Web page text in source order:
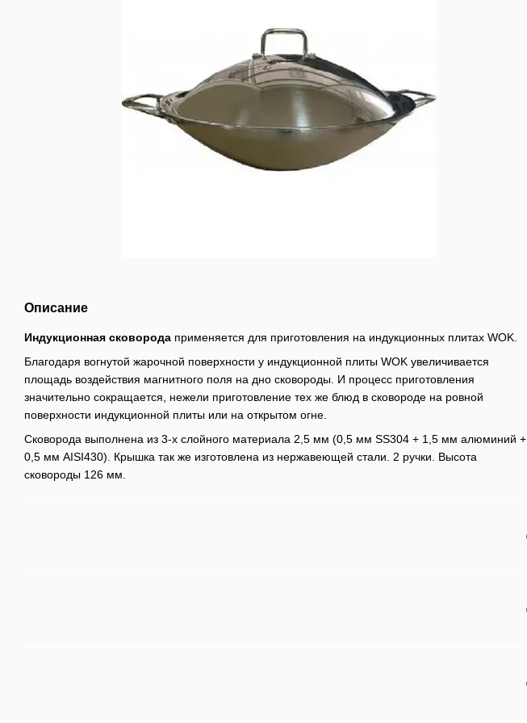
Описание
Индукционная сковорода применяется для приготовления на индукционных плитах WOK.
Благодаря вогнутой жарочной поверхности у индукционной плиты WOK увеличивается
площадь воздействия магнитного поля на дно сковороды. И процесс приготовления
значительно сокращается, нежели приготовление тех же блюд в сковороде на ровной
поверхности индукционной плиты или на открытом огне.
Сковорода выполнена из 3-х слойного материала 2,5 мм (0,5 мм SS304 + 1,5 мм алюминий +
0,5 мм AISI430). Крышка так же изготовлена из нержавеющей стали. 2 ручки. Высота
сковороды 126 мм.